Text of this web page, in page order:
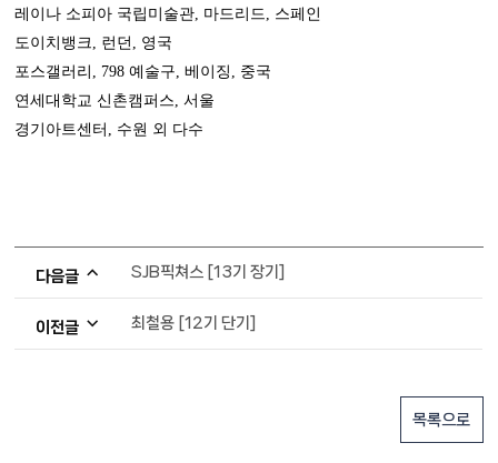
레이나 소피아 국립미술관, 마드리드, 스페인
도이치뱅크, 런던 , 영국
포스갤러리 , 798예술구,베이징 , 중국
연세대학교 신촌캠퍼스,서울
경기아트센터 , 수원 외 다수
다음글 SJB픽쳐스 [13기 장기]
이전글 최철용 [12기 단기]
목록으로